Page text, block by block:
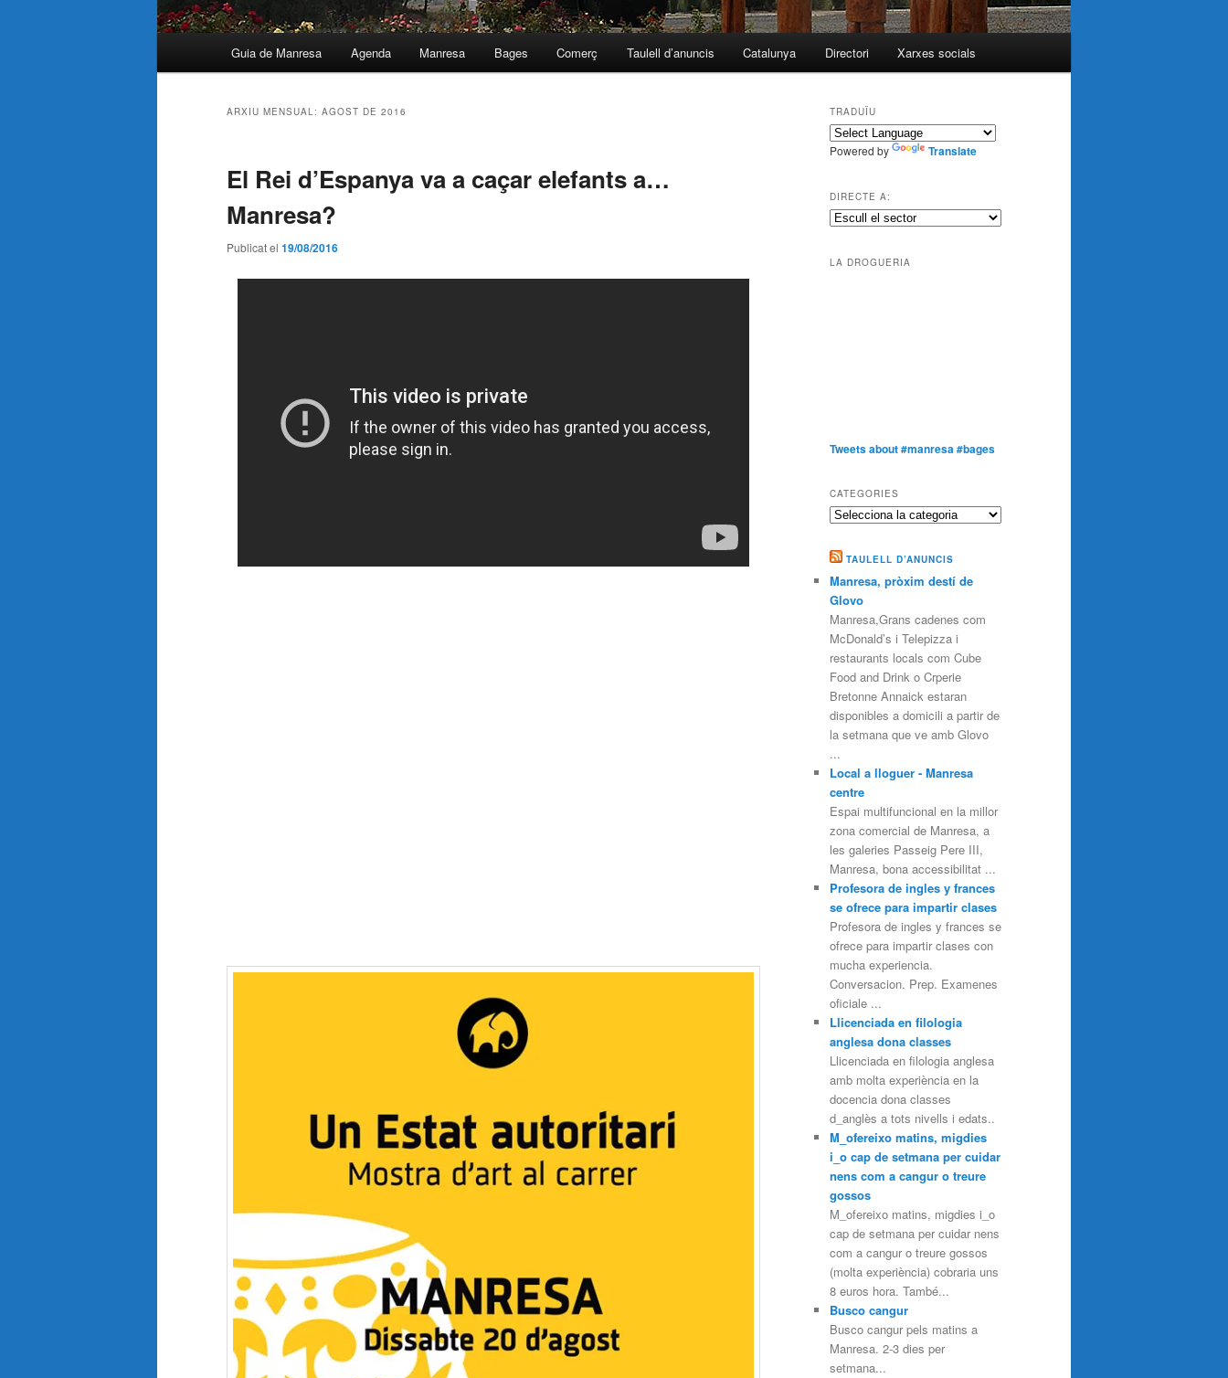
Guia de Manresa Agenda Manresa Bages Comerç Taulell d’anuncis Catalunya Directori Xarxes socials
ARXIU MENSUAL: AGOST DE 2016
El Rei d’Espanya va a caçar elefants a…
Manresa?
Publicat el 19/08/2016
TRADUÏU
Powered by Translate
DIRECTE A:
LA DROGUERIA
Tweets about #manresa #bages
CATEGORIES
Categories
TAULELL D’ANUNCIS
Manresa, pròxim destí de
Glovo
Manresa,Grans cadenes com
McDonald’s i Telepizza i
restaurants locals com Cube
Food and Drink o Crperie
Bretonne Annaick estaran
disponibles a domicili a partir de
la setmana que ve amb Glovo
...
Local a lloguer - Manresa
centre
Espai multifuncional en la millor
zona comercial de Manresa, a
les galeries Passeig Pere III,
Manresa, bona accessibilitat ...
Profesora de ingles y frances
se ofrece para impartir clases
Profesora de ingles y frances se
ofrece para impartir clases con
mucha experiencia.
Conversacion. Prep. Examenes
oficiale ...
Llicenciada en filologia
anglesa dona classes
Llicenciada en filologia anglesa
amb molta experiència en la
docencia dona classes
d_anglès a tots nivells i edats..
M_ofereixo matins, migdies
i_o cap de setmana per cuidar
nens com a cangur o treure
gossos
M_ofereixo matins, migdies i_o
cap de setmana per cuidar nens
com a cangur o treure gossos
(molta experiència) cobraria uns
8 euros hora. També...
Busco cangur
Busco cangur pels matins a
Manresa. 2-3 dies per
setmana...